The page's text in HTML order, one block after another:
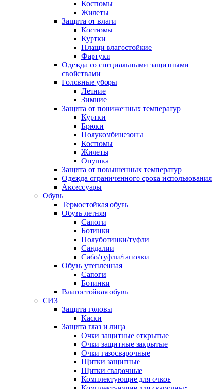
Костюмы
Жилеты
Защита от влаги
Костюмы
Куртки
Плащи влагостойкие
Фартуки
Одежда со специальными защитными
свойствами
Головные уборы
Летние
Зимние
Защита от пониженных температур
Куртки
Брюки
Полукомбинезоны
Костюмы
Жилеты
Опушка
Защита от повышенных температур
Одежда ограниченного срока использования
Аксессуары
Обувь
Термостойкая обувь
Обувь летняя
Сапоги
Ботинки
Полуботинки/туфли
Сандалии
Сабо/туфли/тапочки
Обувь утепленная
Сапоги
Ботинки
Влагостойкая обувь
СИЗ
Защита головы
Каски
Защита глаз и лица
Очки защитные открытые
Очки защитные закрытые
Очки газосварочные
Щитки защитные
Щитки сварочные
Комплектующие для очков